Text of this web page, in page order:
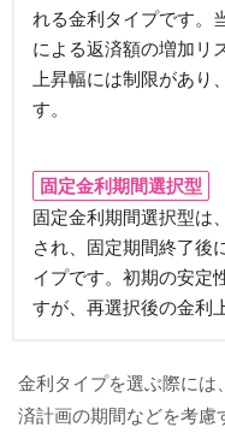
れる金利タイプです。
による返済額の増加リ
上昇幅には制限があり
す。
固定金利期間選択型
固定金利期間選択型は
され、固定期間終了後
イプです。初期の安定
すが、再選択後の金利
金利タイプを選ぶ際には
済計画の期間などを考慮